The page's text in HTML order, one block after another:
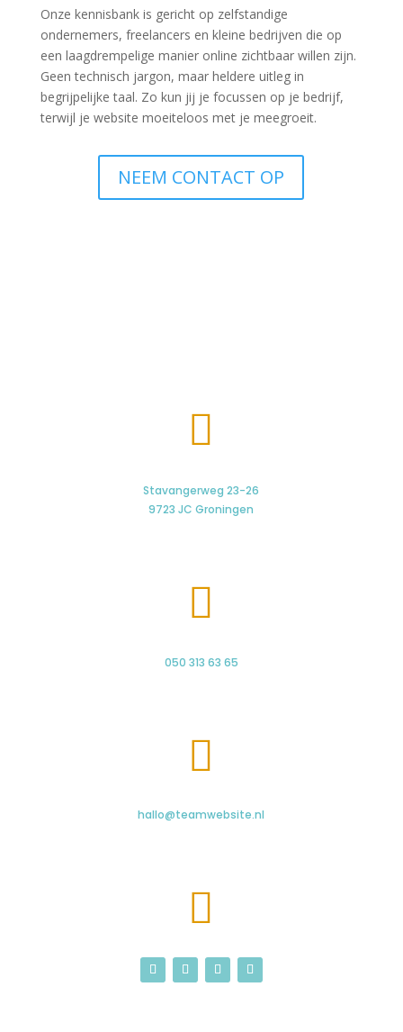
Onze kennisbank is gericht op zelfstandige
ondernemers, freelancers en kleine bedrijven die op
een laagdrempelige manier online zichtbaar willen zijn.
Geen technisch jargon, maar heldere uitleg in
begrijpelijke taal. Zo kun jij je focussen op je bedrijf,
terwijl je website moeiteloos met je meegroeit.
NEEM CONTACT OP

Stavangerweg 23-26
9723 JC Groningen

050 313 63 65

hallo@teamwebsite.nl
